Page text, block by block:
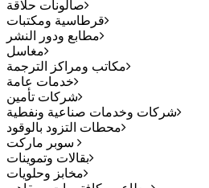
صالونات حلاقة
قرطاسية ومكتبات
مطابع ودور النشر
مغاسل
مكاتب ومراكز الترجمة
خدمات عامة
شركات تأمين
شركات وخدمات صناعية ونفطية
محطات التزود بالوقود
بقالات وتموينات
مخابز وحلويات